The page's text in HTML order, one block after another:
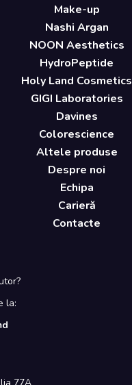
Make-up
Nashi Argan
NOON Aesthetics
HydroPeptide
Holy Land Cosmetics
GIGI Laboratories
Davines
Colorescience
Altele produse
Despre noi
Echipa
Carieră
Contacte
la: